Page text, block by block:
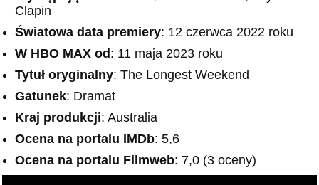
Clapin
Światowa data premiery: 12 czerwca 2022 roku
W HBO MAX od : 11 maja 2023 roku
Tytuł oryginalny: The Longest Weekend
Gatunek: Dramat
Kraj produkcji: Australia
Ocena na portalu IMDb: 5,6
Ocena na portalu Filmweb: 7,0 (3 oceny)